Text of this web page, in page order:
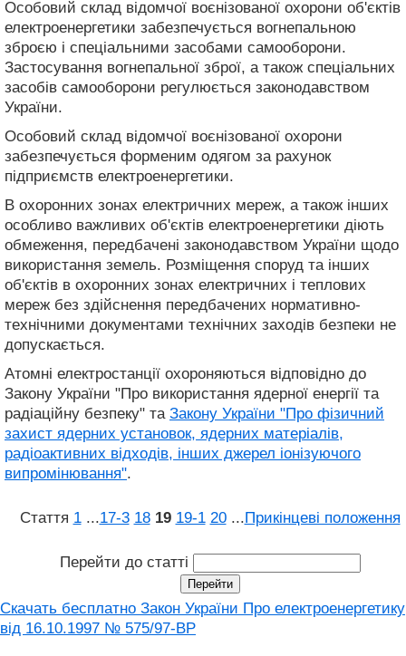
Особовий склад відомчої воєнізованої охорони об'єктів
електроенергетики забезпечується вогнепальною
зброєю і спеціальними засобами самооборони.
Застосування вогнепальної зброї, а також спеціальних
засобів самооборони регулюється законодавством
України.
Особовий склад відомчої воєнізованої охорони
забезпечується форменим одягом за рахунок
підприємств електроенергетики.
В охоронних зонах електричних мереж, а також інших
особливо важливих об'єктів електроенергетики діють
обмеження, передбачені законодавством України щодо
використання земель. Розміщення споруд та інших
об'єктів в охоронних зонах електричних і теплових
мереж без здійснення передбачених нормативно-
технічними документами технічних заходів безпеки не
допускається.
Атомні електростанції охороняються відповідно до
Закону України "Про використання ядерної енергії та
радіаційну безпеку" та Закону України "Про фізичний
захист ядерних установок, ядерних матеріалів,
радіоактивних відходів, інших джерел іонізуючого
випромінювання".
Стаття 1 ...17‑3 18 19 19‑1 20 ...Прикінцеві положення
Перейти до статті
Скачать бесплатно Закон України Про електроенергетику
вiд 16.10.1997 № 575/97-ВР